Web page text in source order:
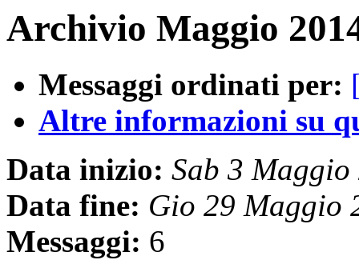
Archivio Maggio
Messaggi ordinati per:
Altre informazioni su
Data inizio: Sab 3
Data fine: Gio 29 Maggio
Messaggi: 6